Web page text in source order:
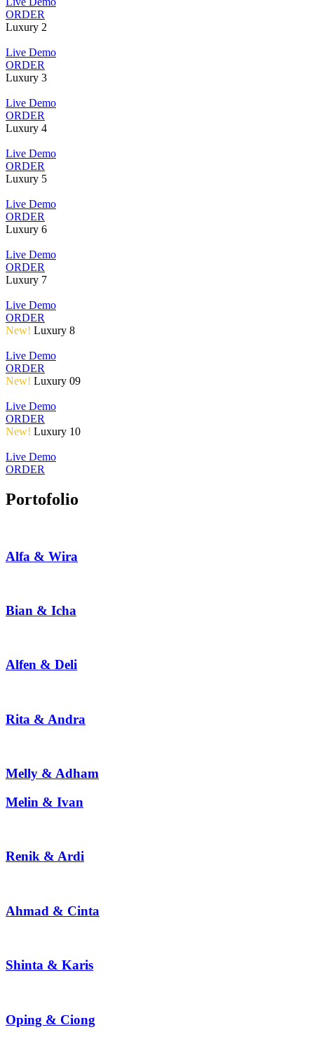
ORDER
Luxury 2
Live Demo
ORDER
Luxury 3
Live Demo
ORDER
Luxury 4
Live Demo
ORDER
Luxury 5
Live Demo
ORDER
Luxury 6
Live Demo
ORDER
Luxury 7
Live Demo
ORDER
New! Luxury 8
Live Demo
ORDER
New! Luxury 09
Live Demo
ORDER
New! Luxury 10
Live Demo
ORDER
Portofolio
Alfa & Wira
Bian & Icha
Alfen & Deli
Rita & Andra
Melly & Adham
Melin & Ivan
Renik & Ardi
Ahmad & Cinta
Shinta & Karis
Oping & Ciong